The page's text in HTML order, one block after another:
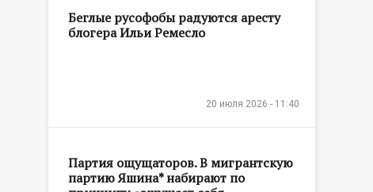
Беглые русофобы радуются аресту
блогера Ильи Ремесло
20 июля 2026 - 11:40
Партия ощущаторов. В мигрантскую
партию Яшина* набирают по